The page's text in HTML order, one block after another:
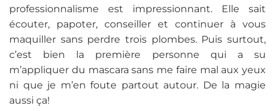
professionnalisme est impressionnant. Elle sait
écouter, papoter, conseiller et continuer à vous
maquiller sans perdre trois plombes. Puis surtout,
c’est bien la première personne qui a su
m’appliquer du mascara sans me faire mal aux yeux
ni que je m’en foute partout autour. De la magie
aussi ça!